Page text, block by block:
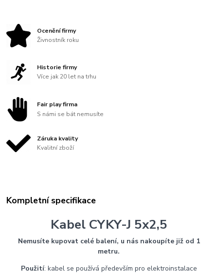
Ocenění firmy
Živnostník roku
Historie firmy
Více jak 20 let na trhu
Fair play firma
S námi se bát nemusíte
Záruka kvality
Kvalitní zboží
Kompletní specifikace
Kabel CYKY-J 5x2,5
Nemusíte kupovat celé balení, u nás nakoupíte již od 1
metru.
Použití: kabel se používá především pro elektroinstalace